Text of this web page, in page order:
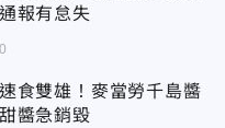
報有怠失
食雙雄！麥當勞千島醬
醬急銷毀